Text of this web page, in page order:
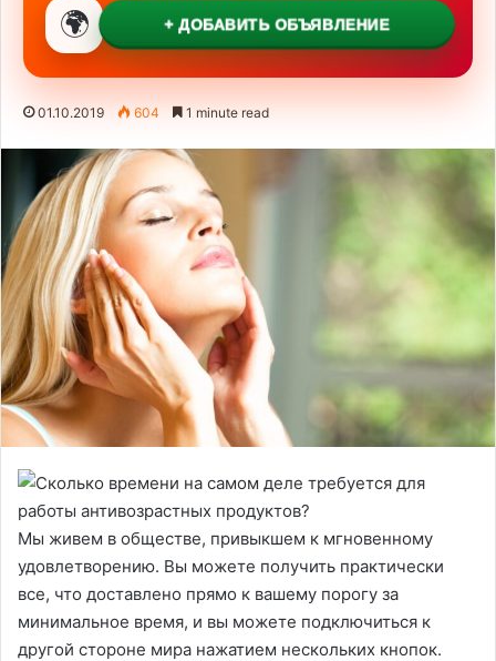
🌍 + ДОБАВИТЬ ОБЪЯВЛЕНИЕ
01.10.2019 604 1 minute read
Мы живем в обществе, привыкшем к мгновенному
удовлетворению. Вы можете получить практически
все, что доставлено прямо к вашему порогу за
минимальное время, и вы можете подключиться к
другой стороне мира нажатием нескольких кнопок.